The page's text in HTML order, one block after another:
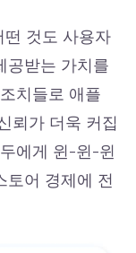
떤 것도 사용자
공받는 가치를
치들로 애플
뢰가 더욱 커집
에게 윈-윈-윈
토어 경제에 전